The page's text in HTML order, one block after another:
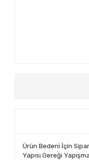
Ürün Bedeni İçin
Yapısı Gereği